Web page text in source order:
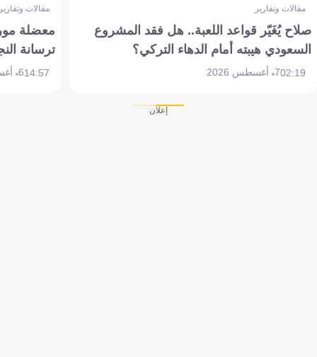
مقالات وتقارير
صلاح يُغَيّر قواعد اللعبة.. هل فقد المشروع
السعودي هيبته أمام الدهاء التركي؟
02:197 أغسطس 2026
مقالات
معضلة
ترسانة
14:576 أغسطس 2026
إعلان